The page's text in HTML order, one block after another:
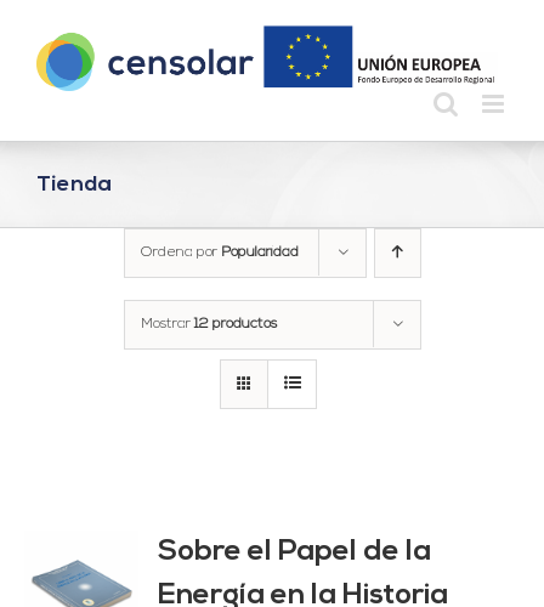
contenido
Tienda
Ordena por Popularidad
Mostrar12 productos
Sobre el Papel de la
Energía en la Historia